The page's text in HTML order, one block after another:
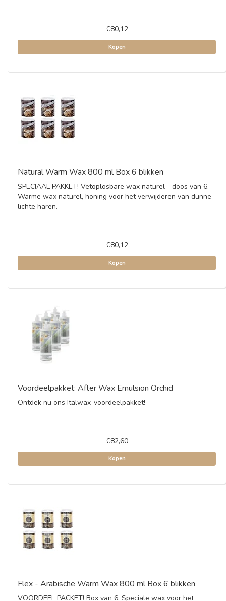
€80,12
Kopen
Natural Warm Wax 800 ml Box 6 blikken
SPECIAAL PAKKET! Vetoplosbare wax naturel - doos van 6.
Warme wax naturel, honing voor het verwijderen van dunne
lichte haren.
€80,12
Kopen
Voordeelpakket: After Wax Emulsion Orchid
Ontdek nu ons Italwax-voordeelpakket!
€82,60
Kopen
Flex - Arabische Warm Wax 800 ml Box 6 blikken
VOORDEEL PACKET! Box van 6. Speciale wax voor het